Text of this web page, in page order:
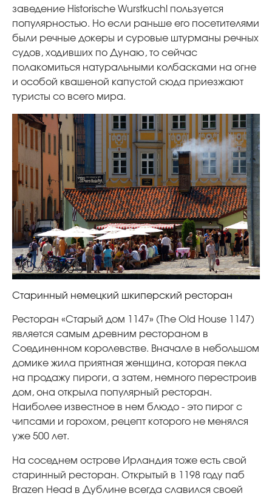
заведение Historische Wurstkuchl пользуется
популярностью. Но если раньше его посетителями
были речные докеры и суровые штурманы речных
судов, ходивших по Дунаю, то сейчас
полакомиться натуральными колбасками на огне
и особой квашеной капустой сюда приезжают
туристы со всего мира.
Старинный немецкий шкиперский ресторан
Ресторан «Старый дом 1147» (The Old House 1147)
является самым древним рестораном в
Соединенном королевстве. Вначале в небольшом
домике жила приятная женщина, которая пекла
на продажу пироги, а затем, немного перестроив
дом, она открыла популярный ресторан.
Наиболее известное в нем блюдо - это пирог с
чипсами и горохом, рецепт которого не менялся
уже 500 лет.
На соседнем острове Ирландия тоже есть свой
старинный ресторан. Открытый в 1198 году паб
Brazen Head в Дублине всегда славился своей